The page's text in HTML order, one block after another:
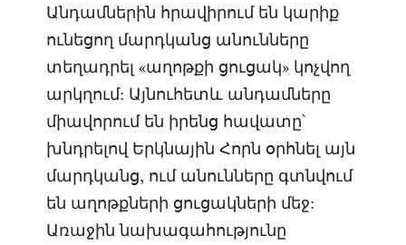
Անդամներին հրավիրում են կարիք
ունեցող մարդկանց անունները
տեղադրել «աղոթքի ցուցակ» կոչվող
արկղում: Այնուհետև անդամները
միավորում են իրենց հավատը՝
խնդրելով Երկնային Հորն օրհնել այն
մարդկանց, ում անունները գտնվում
են աղոթքների ցուցակների մեջ:
Առաջին նախագահությունը